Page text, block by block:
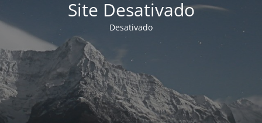
Site Desativado
Desativado